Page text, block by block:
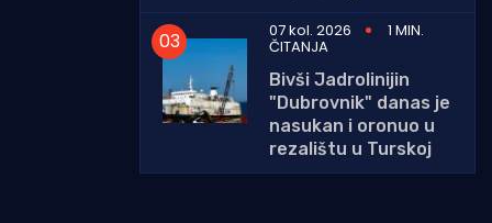
07 kol. 2026
1 MIN.
ČITANJA
Bivši Jadrolinijin
"Dubrovnik" danas je
nasukan i oronuo u
rezalištu u Turskoj